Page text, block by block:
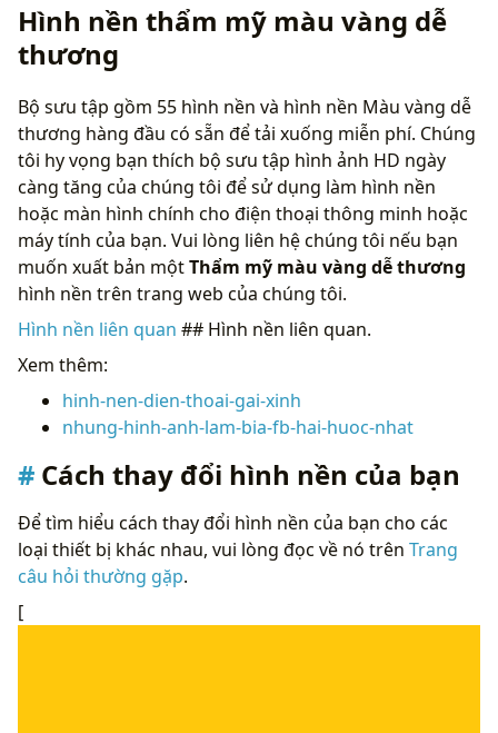
Hình nền thẩm mỹ màu vàng dễ
thương
Bộ sưu tập gồm 55 hình nền và hình nền Màu vàng dễ
thương hàng đầu có sẵn để tải xuống miễn phí. Chúng
tôi hy vọng bạn thích bộ sưu tập hình ảnh HD ngày
càng tăng của chúng tôi để sử dụng làm hình nền
hoặc màn hình chính cho điện thoại thông minh hoặc
máy tính của bạn. Vui lòng liên hệ chúng tôi nếu bạn
muốn xuất bản mộtThẩm mỹ màu vàng dễ thương
hình nền trên trang web của chúng tôi.
Hình nền liên quan ## Hình nền liên quan.
Xem thêm:
hinh-nen-dien-thoai-gai-xinh
nhung-hinh-anh-lam-bia-fb-hai-huoc-nhat
Cách thay đổi hình nền của bạn
Để tìm hiểu cách thay đổi hình nền của bạn cho các
loại thiết bị khác nhau, vui lòng đọc về nó trên Trang
câu hỏi thường gặp.
[